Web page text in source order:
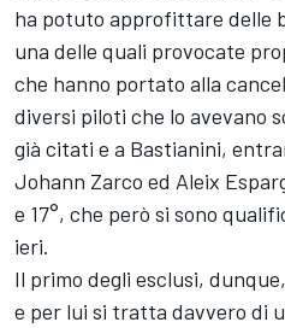
ha potuto approfittare delle
una delle quali provocate
che hanno portato alla
diversi piloti che lo avevano
già citati e a Bastianini,
Johann Zarco ed Aleix
e 17°, che però si sono
ieri.
Il primo degli esclusi,
e per lui si tratta davvero di